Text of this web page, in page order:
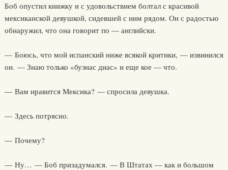
Боб опустил книжку и с удовольствием болтал с красивой
мексиканской девушкой, сидевшей с ним рядом. Он с радостью
обнаружил, что она говорит по — английски.
— Боюсь, что мой испанский ниже всякой критики, — извинился
он. — Знаю только «буэнас диас» и еще кое — что.
— Вам нравится Мексика? — спросила девушка.
— Здесь потрясно.
— Почему?
— Ну… — Боб призадумался. — В Штатах — как и большом